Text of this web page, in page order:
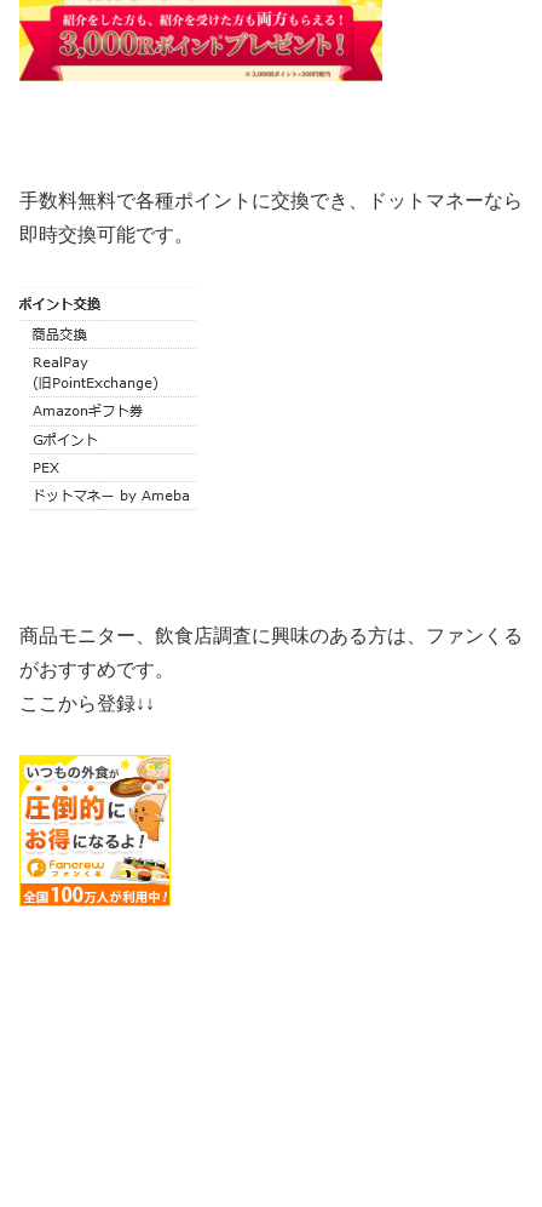
手数料無料で各種ポイントに交換でき、ドットマネーなら
即時交換可能です。
商品モニター、飲食店調査に興味のある方は、ファンくる
がおすすめです。
ここから登録↓↓